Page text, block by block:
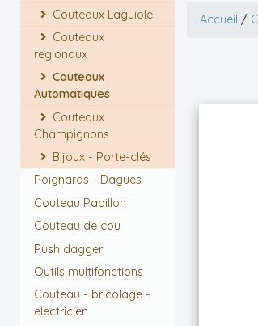
Couteaux Laguiole
Couteaux
regionaux
Couteaux
Automatiques
Couteaux
Champignons
Bijoux - Porte-clés
Poignards - Dagues
Couteau Papillon
Couteau de cou
Push dagger
Outils multifonctions
Couteau - bricolage -
electricien
Accueil /